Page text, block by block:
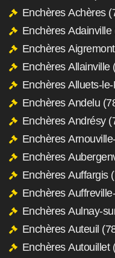
Enchères Achères
Enchères Adainville
Enchères
Enchères Allainville
Enchères Alluets-
Enchères Andelu
Enchères Andrésy
Enchères
Enchères
Enchères Auffargis
Enchères
Enchères Aulnay-
Enchères Auteuil
Enchères Autouillet